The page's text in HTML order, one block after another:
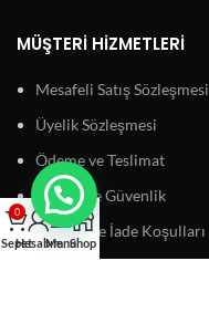
MÜŞTERI HIZMETLERI
Mesafeli Satış Sözleşmesi
Üyelik Sözleşmesi
Ödeme ve Teslimat
Gizlilik ve Güvenlik
Garanti ve İade Koşulları
0
SepetHesabımMenuShop